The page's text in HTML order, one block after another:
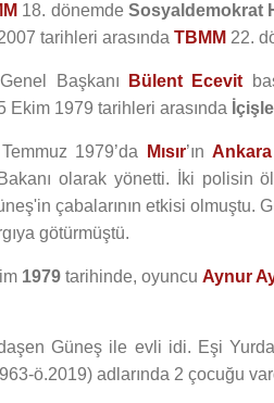
18. dönemde Sosyaldemokrat
tarihleri arasında TBMM 22.
Başkanı Bülent Ecevit
Ekim 1979 tarihleri arasında
1979’da Mısır’ınAnkara
olarak yönetti. İki polisin
çabalarının etkisi olmuştu.
götürmüştü.
1979tarihinde, oyuncu Aynur
Güneş ile evli idi. Eşi
ö.2019) adlarında 2 çocuğu